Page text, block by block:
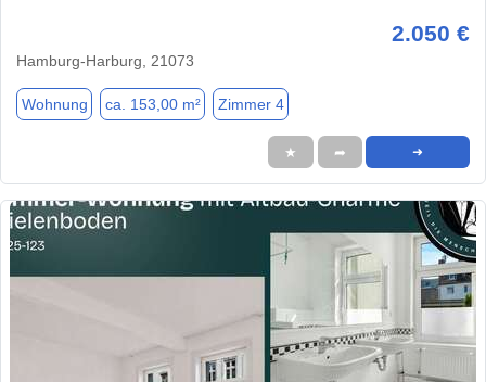
2.050 €
Hamburg-Harburg, 21073
Wohnung ca. 153,00 m² Zimmer 4
★ ➦ ➜